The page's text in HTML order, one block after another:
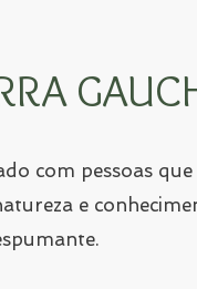
com pessoas
e